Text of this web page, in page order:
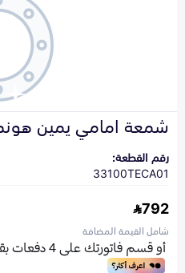
شمعة امامي يمين هوندا
رقم القطعة:
33100TECA01
792
شامل القيمة المضافة